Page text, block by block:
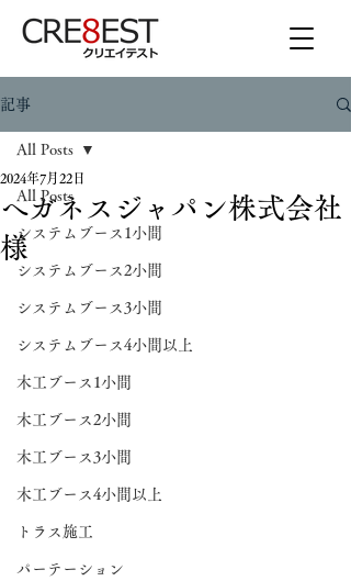
記事
All Posts
システムブース1小間
システムブース2小間
システムブース3小間
システムブース4小間以上
木工ブース1小間
木工ブース2小間
木工ブース3小間
木工ブース4小間以上
トラス施工
パーテーション
All Posts
へガネスジャパン株式会社
様
2024年7月22日